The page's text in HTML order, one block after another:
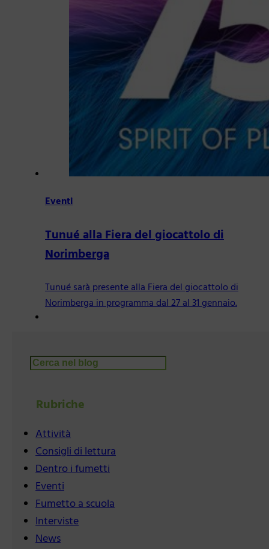
Eventi
Tunué alla Fiera del giocattolo di
Norimberga
Tunué sarà presente alla Fiera del giocattolo di
Norimberga in programma dal 27 al 31 gennaio.
Cerca
Rubriche
Attività
Consigli di lettura
Dentro i fumetti
Eventi
Fumetto a scuola
Interviste
News